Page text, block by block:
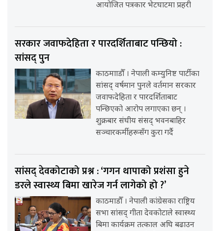
आयोजित पत्रकार भेटघाटमा प्रहरी
सरकार जवाफदेहिता र पारदर्शिताबाट पन्छियो :
सांसद् पुन
काठमााडौँ । नेपाली कम्युनिष्ट पार्टीका
सांसद् वर्षमान पुनले वर्तमान सरकार
जवाफदेहिता र पारदर्शिताबाट
पन्छिएको आरोप लगाएका छन् ।
शुक्रबार संघीय संसद् भवनबाहिर
सञ्चारकर्मीहरूसँग कुरा गर्दै
सांसद् देवकोटाको प्रश्न : ‘गगन थापाको प्रशंसा हुने
डरले स्वास्थ्य बिमा खारेज गर्न लागेको हो ?’
काठमाडौँ । नेपाली कांग्रेसका राष्ट्रिय
सभा सांसद् गीता देवकोटाले स्वास्थ्य
बिमा कार्यक्रम तत्काल अघि बढाउन